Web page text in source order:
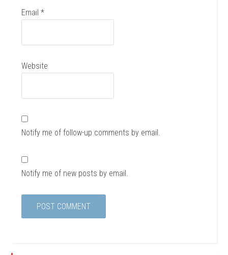
Email*
Website
Notify me of follow-up comments by email.
Notify me of new posts by email.